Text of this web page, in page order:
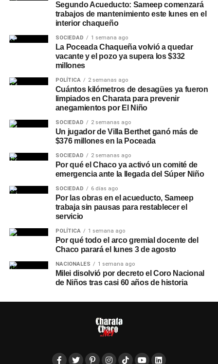
Segundo Acueducto: Sameep comenzará
trabajos de mantenimiento este lunes en el
interior chaqueño
SOCIEDAD 1 semana ago
La Poceada Chaqueña volvió a quedar
vacante y el pozo ya supera los $332
millones
POLÍTICA 2 semanas ago
Cuántos kilómetros de desagües ya fueron
limpiados en Charata para prevenir
anegamientos por El Niño
SOCIEDAD 2 semanas ago
Un jugador de Villa Berthet ganó más de
$376 millones en la Poceada
SOCIEDAD 2 semanas ago
Por qué el Chaco ya activó un comité de
emergencia ante la llegada del Súper Niño
SOCIEDAD 6 días ago
Por las obras en el acueducto, Sameep
trabaja sin pausas para restablecer el
servicio
POLÍTICA 1 semana ago
Por qué todo el arco gremial docente del
Chaco parará el lunes 3 de agosto
NACIONALES 1 semana ago
Milei disolvió por decreto el Coro Nacional
de Niños tras casi 60 años de historia